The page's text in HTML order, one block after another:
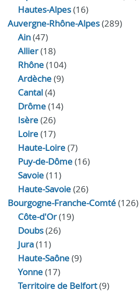
Hautes-Alpes(16)
Auvergne-Rhône-Alpes(289)
Ain(47)
Allier(18)
Rhône(104)
Ardèche(9)
Cantal(4)
Drôme(14)
Isère(26)
Loire(17)
Haute-Loire(7)
Puy-de-Dôme(16)
Savoie(11)
Haute-Savoie(26)
Bourgogne-Franche-Comté(126)
Côte-d'Or(19)
Doubs(26)
Jura(11)
Haute‑Saône(9)
Yonne(17)
Territoire de Belfort(9)